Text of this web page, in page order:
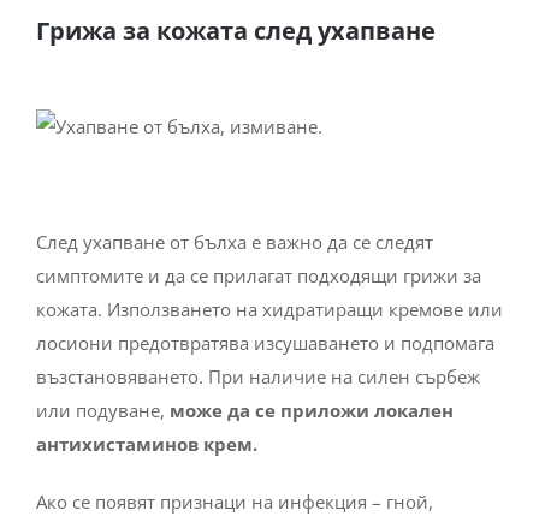
Грижа за кожата след ухапване
След ухапване от бълха е важно да се следят
симптомите и да се прилагат подходящи грижи за
кожата. Използването на хидратиращи кремове или
лосиони предотвратява изсушаването и подпомага
възстановяването. При наличие на силен сърбеж
или подуване, може да се приложи локален
антихистаминов крем.
Ако се появят признаци на инфекция – гной,